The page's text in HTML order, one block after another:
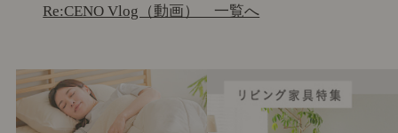
Re:CENO Vlog（動画） 一覧へ